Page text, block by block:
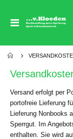
Navigation
Versand erfolgt per
portofreie Lieferung
Lieferung Nonbooks
Sperrgut. Im
enthalten. Sie wird